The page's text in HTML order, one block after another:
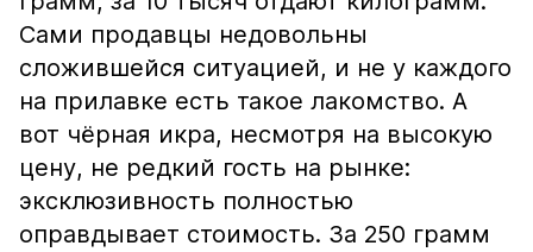
Сами продавцы недовольны
сложившейся ситуацией, и не у каждого
на прилавке есть такое лакомство. А
вот чёрная икра, несмотря на высокую
цену, не редкий гость на рынке:
эксклюзивность полностью
оправдывает стоимость. За 250 грамм